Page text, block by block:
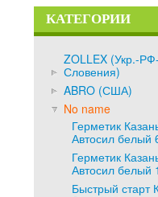
КАТЕГОРИИ
ZOLLEX (Укр.-РФ-
Словения)
ABRO (США)
No name
Герметик
Автосил белый
Герметик
Автосил белый
Быстрый старт